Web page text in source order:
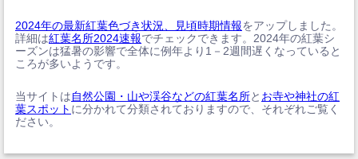
2024年の最新紅葉色づき状況、見頃時期情報をアップしました。
詳細は紅葉名所2024速報でチェックできます。2024年の紅葉シ
ーズンは猛暑の影響で全体に例年より1－2週間遅くなっていると
ころが多いようです。
当サイトは自然公園・山や渓谷などの紅葉名所と お寺や神社の紅
葉スポット に分かれて分類されておりますので、それぞれご覧く
ださい。